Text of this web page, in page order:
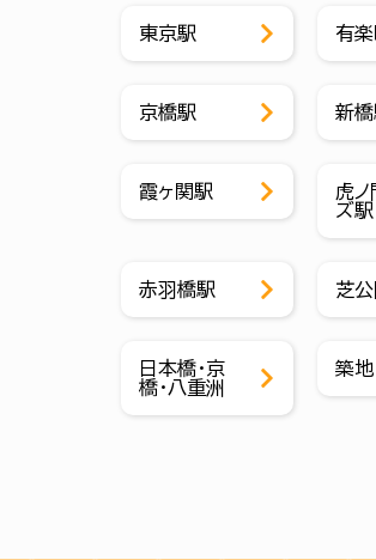
東京駅 有
京橋駅 新橋
霞ヶ関駅
虎ノ
ズ駅
赤羽橋駅 芝
日本橋・京
橋・八重洲
築地